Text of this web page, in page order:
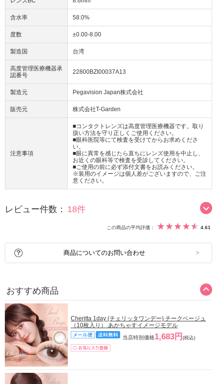
含水率 58.0%
度数 ±0.00-8.00
製造国 台湾
高度管理医療機器承
認番号
22800BZI00037A13
製造元 Pegavision Japan株式会社
販売元 株式会社T-Garden
注意事項
■コンタクトレンズは高度管理医療機器です。取り
扱い方法を守り正しくご使用ください。
■眼科医院等にて検査を受けてからお求めくださ
い。
■眼に異常を感じたら直ちにレンズ使用を中止し、
お近くの眼科等で検査を受診してください。
■ご使用の前に必ず添付文書をお読みください。
※装用のイメージは個人差がございますので、ご注
意ください。
レビュー件数： 18件
この商品の平均評価： 4.61
商品についてのお問い合わせ
おすすめ商品
Cheritta 1day (チェリッタワンデー) チークベージュ
（10枚入り） あかちゃすイメージモデル
当店特別価格1,683円 (税込)